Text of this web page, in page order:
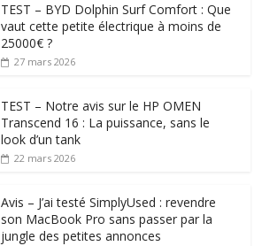
TEST – BYD Dolphin Surf Comfort : Que
vaut cette petite électrique à moins de
25000€ ?
27 mars 2026
TEST – Notre avis sur le HP OMEN
Transcend 16 : La puissance, sans le
look d’un tank
22 mars 2026
Avis – J’ai testé SimplyUsed : revendre
son MacBook Pro sans passer par la
jungle des petites annonces